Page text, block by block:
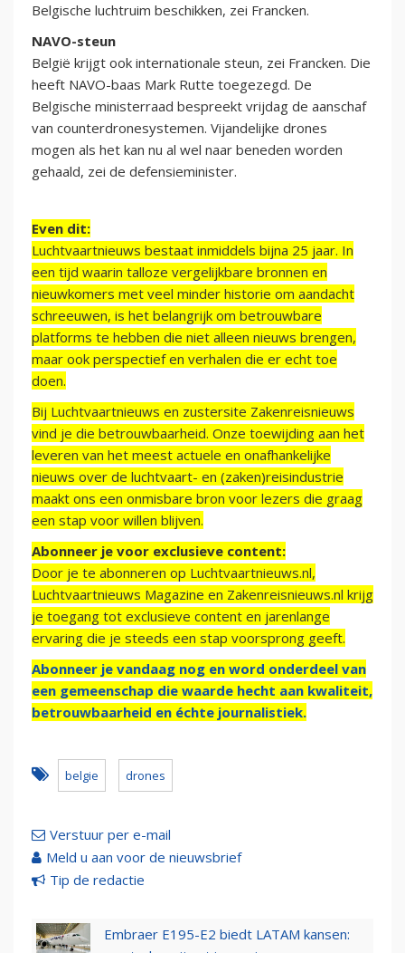
Belgische luchtruim beschikken, zei Francken.
NAVO-steun
België krijgt ook internationale steun, zei Francken. Die
heeft NAVO-baas Mark Rutte toegezegd. De
Belgische ministerraad bespreekt vrijdag de aanschaf
van counterdronesystemen. Vijandelijke drones
mogen als het kan nu al wel naar beneden worden
gehaald, zei de defensieminister.
Even dit:
Luchtvaartnieuws bestaat inmiddels bijna 25 jaar. In
een tijd waarin talloze vergelijkbare bronnen en
nieuwkomers met veel minder historie om aandacht
schreeuwen, is het belangrijk om betrouwbare
platforms te hebben die niet alleen nieuws brengen,
maar ook perspectief en verhalen die er echt toe
doen.
Bij Luchtvaartnieuws en zustersite Zakenreisnieuws
vind je die betrouwbaarheid. Onze toewijding aan het
leveren van het meest actuele en onafhankelijke
nieuws over de luchtvaart- en (zaken)reisindustrie
maakt ons een onmisbare bron voor lezers die graag
een stap voor willen blijven.
Abonneer je voor exclusieve content:
Door je te abonneren op Luchtvaartnieuws.nl,
Luchtvaartnieuws Magazine en Zakenreisnieuws.nl krijg
je toegang tot exclusieve content en jarenlange
ervaring die je steeds een stap voorsprong geeft.
Abonneer je vandaag nog en word onderdeel van
een gemeenschap die waarde hecht aan kwaliteit,
betrouwbaarheid en échte journalistiek.
belgie drones
Verstuur per e-mail
Meld u aan voor de nieuwsbrief
Tip de redactie
Embraer E195-E2 biedt LATAM kansen: